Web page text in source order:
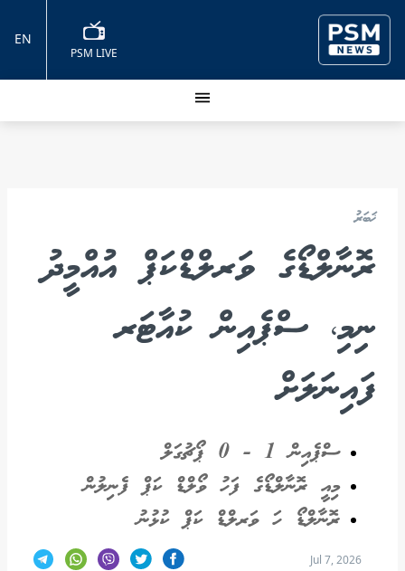
PSM LIVE
EN
ޚަބަރު
ރޮނާލްޑޯގެ ވަރލްޑްކަޕް އުއްމީދު
ނިމި، ސްޕެއިން ކުއާޓަރ
ފައިނަލަށް
ސްޕެއިން 1 - 0 ޕޯޗުގަލް
މިއީ ރޮނާލްޑޯގެ ފަހު ވޯލްޑް ކަޕް ފެނިލުން
ރޮނާލްޑޯ ހަ ވަރލްޑް ކަޕް ކުޅުނު
Jul 7, 2026